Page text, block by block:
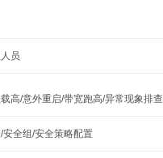
员
高/意外重启/带宽跑高/异常现象排查
安全组/安全策略配置